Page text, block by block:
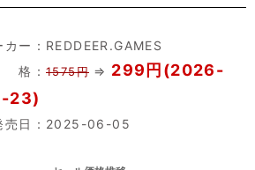
カー： REDDEER.GAMES
： 1575円 ⇒ 299円(2026-
23)
日：2025-06-05